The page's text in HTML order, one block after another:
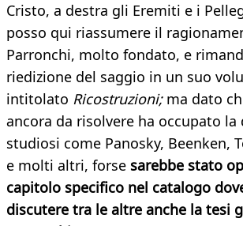
Cristo, a destra gli Eremiti e i
posso qui riassumere il
Parronchi, molto fondato, e
riedizione del saggio in un suo
intitolato Ricostruzioni;ma dato
ancora da risolvere ha occupato la
studiosi come Panosky, Beenken,
e molti altri, forse sarebbe stato
capitolo specifico nel catalogo
discutere tra le altre anche la tesi